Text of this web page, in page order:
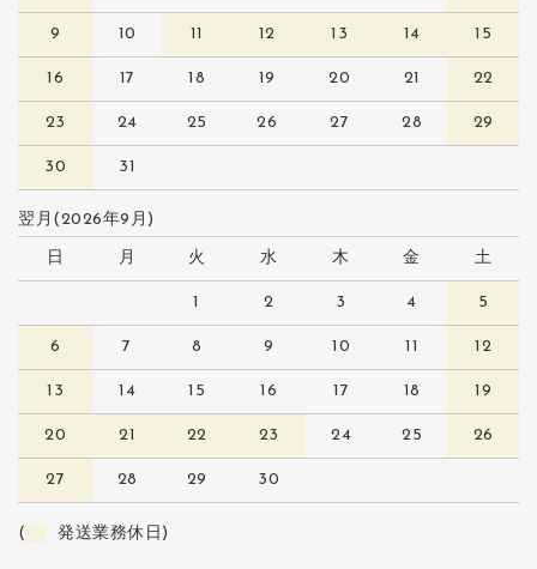
9 10 11 12 13 14 15
16 17 18 19 20 21 22
23 24 25 26 27 28 29
30 31
翌月(2026年9月)
日 月 火 水 木 金 土
1 2 3 4 5
6 7 8 9 10 11 12
13 14 15 16 17 18 19
20 21 22 23 24 25 26
27 28 29 30
( 発送業務休日)